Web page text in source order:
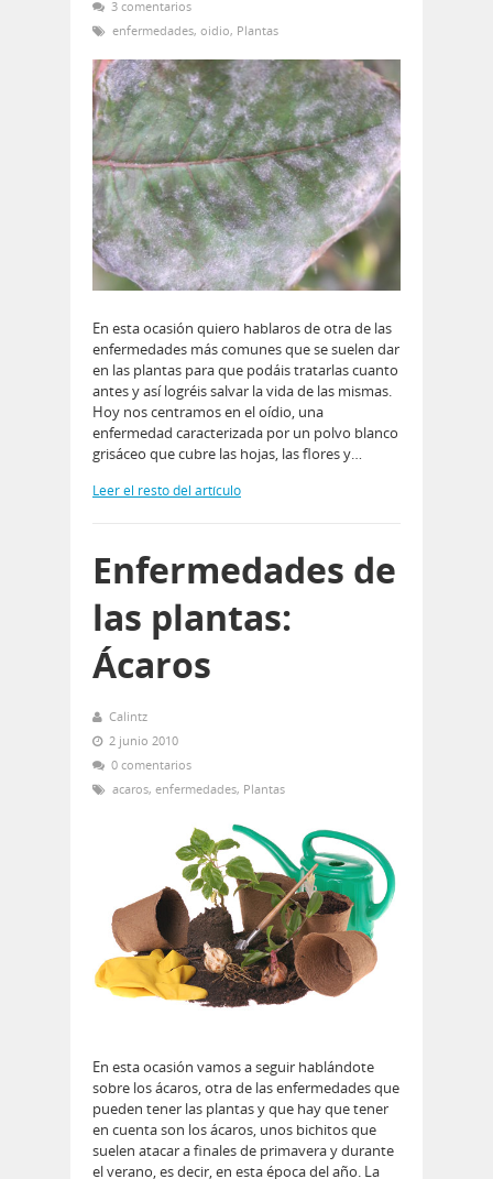
3 comentarios
enfermedades, oidio, Plantas
En esta ocasión quiero hablaros de otra de las
enfermedades más comunes que se suelen dar
en las plantas para que podáis tratarlas cuanto
antes y así logréis salvar la vida de las mismas.
Hoy nos centramos en el oídio, una
enfermedad caracterizada por un polvo blanco
grisáceo que cubre las hojas, las flores y…
Leer el resto del artículo
Enfermedades de
las plantas:
Ácaros
Calintz
2 junio 2010
0 comentarios
acaros, enfermedades, Plantas
En esta ocasión vamos a seguir hablándote
sobre los ácaros, otra de las enfermedades que
pueden tener las plantas y que hay que tener
en cuenta son los ácaros, unos bichitos que
suelen atacar a finales de primavera y durante
el verano, es decir, en esta época del año. La